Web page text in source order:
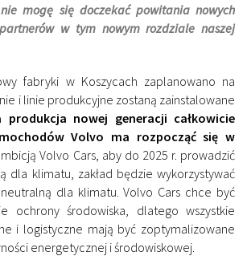
mogę się doczekać powitania nowych
w tym nowym rozdziale naszej
fabryki w Koszycach zaplanowano na
i linie produkcyjne zostaną zainstalowane
produkcja nowej generacji całkowicie
Volvo ma rozpocząć się w
Volvo Cars, aby do 2025 r. prowadzić
dla klimatu, zakład będzie wykorzystywać
dla klimatu. Volvo Cars chce być
ochrony środowiska, dlatego wszystkie
i logistyczne mają być zoptymalizowane
energetycznej i środowiskowej.